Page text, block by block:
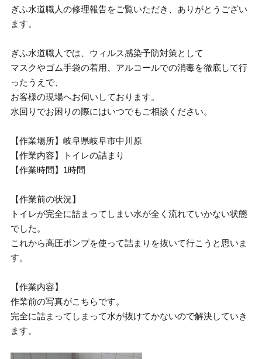
ぎふ水道職人の修理報告をご覧いただき、ありがとうござい
ます。
ぎふ水道職人では、ウィルス感染予防対策として
マスクやゴム手袋の着用、アルコールでの消毒を徹底して行
ったうえで、
お客様の現場へお伺いしております。
水回りでお困りの際にはいつでもご相談ください。
【作業場所】岐阜県岐阜市中川原
【作業内容】トイレの詰まり
【作業時間】1時間
【作業前の状況】
トイレが完全に詰まってしまい水が全く流れていかない状態
でした。
これから高圧ポンプを使って詰まりを抜いて行こうと思いま
す。
【作業内容】
作業前の写真がこちらです。
完全に詰まってしまって水が抜けてかないので解決していき
ます。